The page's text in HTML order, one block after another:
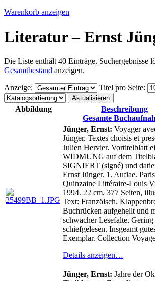
Warenkorb anzeigen
Literatur – Ernst
Die Liste enthält 40 Einträge. Suchergebnisse
Gesamtbestand anzeigen.
Anzeige: Titel pro Seite:
Abbildung
Beschreibung
Gesamte
Jünger, Ernst: Voyager
Jünger. Textes choisis et
Julien Hervier. Vortitelblatt
WIDMUNG auf dem
SIGNIERT (signé) und
Ernst Jünger. 1. Auflae.
Quinzaine Littéraire-Louis
1994. 22 cm. 377 Seiten,
Text: Franzöisch.
Buchrücken aufgehellt und
schwacher Lesefalte. Gering
schiefgelesen. Insgeamt
Exemplar. Collection
Details anzeigen…
Jünger, Ernst: Jahre der